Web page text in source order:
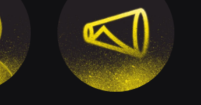
品誕生、理解當代作曲思路與文
樂化的重要機會。此外，同一作
賜良移植為國樂團編制的《臺灣
及第三號，展示既有作品經過編
重新在不同聲響世界中獲得新生
映了本場節目在曲目安排上的呼